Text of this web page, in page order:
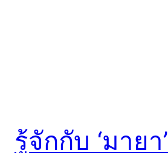
รู้จักกับ ‘มายา’